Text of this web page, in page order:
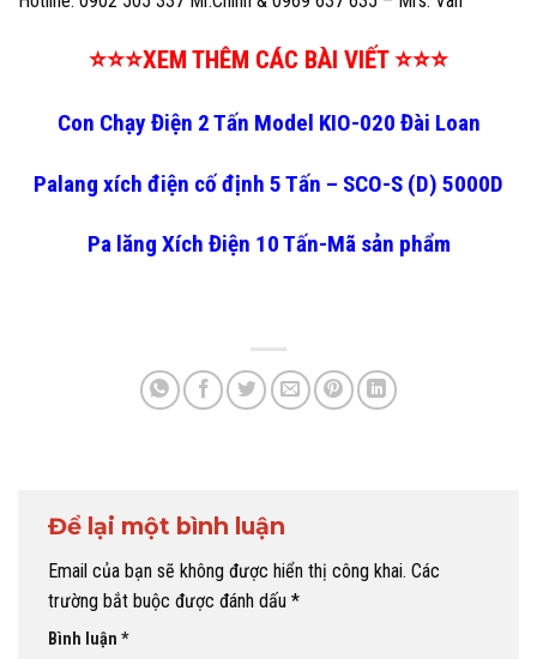
⭐⭐⭐XEM THÊM CÁC BÀI VIẾT ⭐⭐⭐
Con Chạy Điện 2 Tấn Model KIO-020 Đài Loan
Palang xích điện cố định 5 Tấn – SCO-S (D) 5000D
Pa lăng Xích Điện 10 Tấn-Mã sản phẩm
Để lại một bình luận
Email của bạn sẽ không được hiển thị công khai. Các
trường bắt buộc được đánh dấu *
Bình luận *